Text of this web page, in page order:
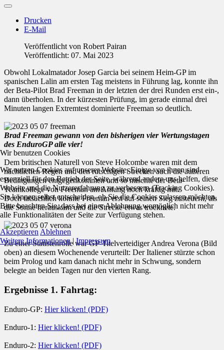
Drucken
E-Mail
Veröffentlicht von Robert Pairan
Veröffentlicht: 07. Mai 2023
Obwohl Lokalmatador Josep Garcia bei seinem Heim-GP im
spanischen Lalin am ersten Tag meistens in Führung lag, konnte ihn
der Beta-Pilot Brad Freeman in der letzten der drei Runden erst ein-,
dann überholen. In der kürzesten Prüfung, im gerade einmal drei
Minuten langen Extremtest dominierte Freeman so deutlich.
Brad Freeman gewann von den bisherigen vier Wertungstagen
des EnduroGP alle vier!
Dem britischen Naturell von Steve Holcombe waren mit dem
nächtlichen Regen und den rutschigen Strecken auch die äußeren
Bedingungen entgegenkommen und so mischte der Beta-
Teamkollege von Freeman am Anfang noch kräftig mit.
Doch tatsächlich konnte Freeman erst auf seinen Sieg zusteuern, als
die Sonne herauskam und die Strecke etwas trocknete.
Zu einer Statistenrolle war GP-Titelverteidiger Andrea Verona (Bild
oben) an diesem Wochenende verurteilt: Der Italiener stürzte schon
beim Prolog und kam danach nicht mehr in Schwung, sondern
belegte an beiden Tagen nur den vierten Rang.
Ergebnisse 1. Fahrtag:
Enduro-GP: Hier klicken! (PDF)
Enduro-1: Hier klicken! (PDF)
Enduro-2: Hier klicken! (PDF)
Wir benutzen Cookies
Wir nutzen Cookies auf unserer Website. Einige von ihnen sind
essenziell für den Betrieb der Seite, während andere uns helfen, diese
Website und die Nutzererfahrung zu verbessern (Tracking Cookies).
Sie können selbst entscheiden, ob Sie die Cookies zulassen möchten.
Bitte beachten Sie, dass bei einer Ablehnung womöglich nicht mehr
alle Funktionalitäten der Seite zur Verfügung stehen.
Akzeptieren Ablehnen
Weitere Informationen|Impressum